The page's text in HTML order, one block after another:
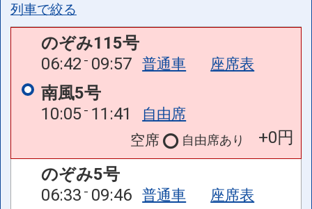
列車で絞る
のぞみ115号
06:42 09:57 普通車 座席表
南風5号
10:05 11:41
自由席
空席
自由席あり
+0円
のぞみ5号
06:33 09:46 普通車 座席表